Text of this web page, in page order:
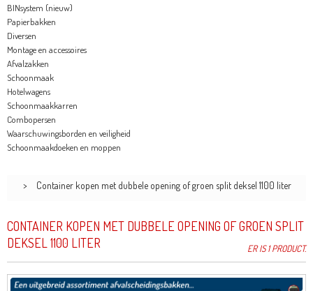
BINsystem (nieuw)
Papierbakken
Diversen
Montage en accessoires
Afvalzakken
Schoonmaak
Hotelwagens
Schoonmaakkarren
Combopersen
Waarschuwingsborden en veiligheid
Schoonmaakdoeken en moppen
> Container kopen met dubbele opening of groen split deksel 1100 liter
CONTAINER KOPEN MET DUBBELE OPENING OF GROEN SPLIT
DEKSEL 1100 LITER
ER IS 1 PRODUCT.